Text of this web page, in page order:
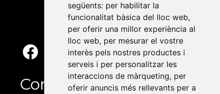
següents: per habilitar la
funcionalitat bàsica del lloc web,
per oferir una millor experiència al
lloc web, per mesurar el vostre
interès pels nostres productes i
serveis i per personalitzar les
interaccions de màrqueting, per
oferir anuncis més rellevants per a
Contacte